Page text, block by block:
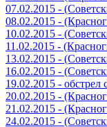
07.02.2015 -
08.02.2015 -
10.02.2015 -
11.02.2015 -
13.02.2015 -
16.02.2015 -
19.02.2015 -
20.02.2015 -
21.02.2015 -
24.02.2015 -